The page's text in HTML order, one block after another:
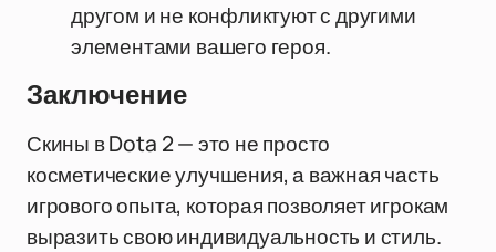
другом и не конфликтуют с другими
элементами вашего героя.
Заключение
Скины в Dota 2 — это не просто
косметические улучшения, а важная часть
игрового опыта, которая позволяет игрокам
выразить свою индивидуальность и стиль.